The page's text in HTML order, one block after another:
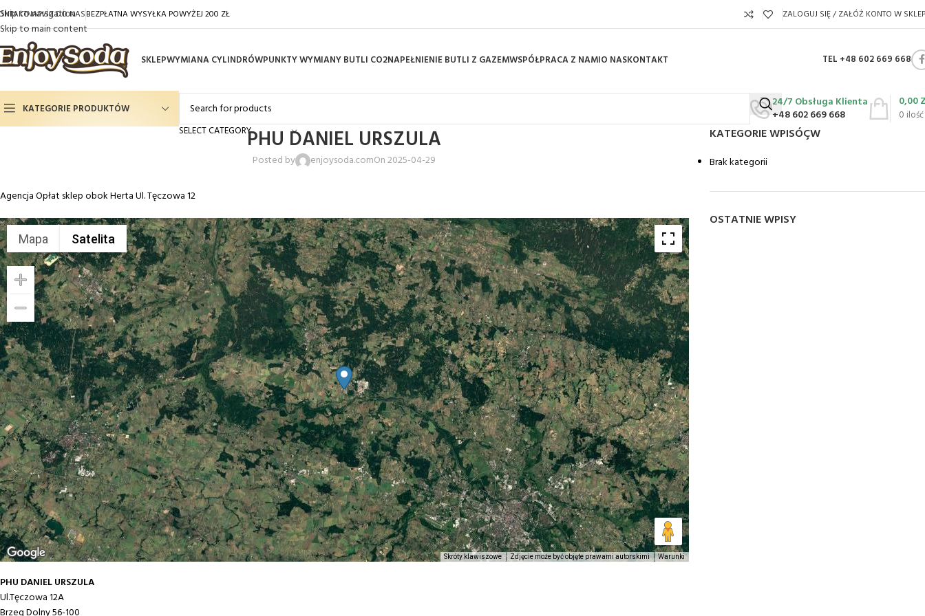
Skip to navigation
Skip to main content
NAPISZ DO NASBEZPŁATNA WYSYŁKA POWYŻEJ 200 ZŁ ZALOGUJ SIĘ / ZAŁÓŻ KONTO W
SKLEPWYMIANA CYLINDRÓWPUNKTY WYMIANY BUTLI CO2NAPEŁNIENIE BUTLI Z GAZEMWSPÓŁPRACA Z NAMIO NASKONTAKT TEL +48 602 669 668
KATEGORIE PRODUKTÓW
Cylindry do saturatorów
Saturatory
Filtrowanie wody
Akcesoria do saturatorów
Filtrowanie wody
Saturatory
Zestawy
Akcesoria do saturatorów
SELECT CATEGORY
24/7 Obsługa Klienta
+48 602 669 668
0 ilość
0,00
PHU DANIEL URSZULA
Posted by enjoysoda.comOn 2025-04-29
Agencja Opłat sklep obok Herta Ul. Tęczowa 12
Mapa Satelita
Skróty klawiszowe Zdjęcie może być objęte prawami autorskimi Warunki
PHU DANIEL URSZULA
Ul.Tęczowa 12A
KATEGORIE WPISÓÇW
Brak kategorii
OSTATNIE WPISY